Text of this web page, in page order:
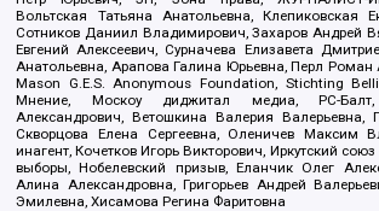
Вольтская Татьяна Анатольевна, Клепиковская
Сотников Даниил Владимирович, Захаров Андрей
Евгений Алексеевич, Сурначева Елизавета
Анатольевна, Арапова Галина Юрьевна, Перл
Mason G.E.S. Anonymous Foundation, Stichting
Мнение, Москоу диджитал медиа, РС-
Александрович, Ветошкина Валерия Валерьевна,
Скворцова Елена Сергеевна, Оленичев Максим
инагент, Кочетков Игорь Викторович, Иркутский
выборы, Нобелевский призыв, Еланчик Олег
Алина Александровна, Григорьев Андрей
Эмилевна, Хисамова Регина Фаритовна